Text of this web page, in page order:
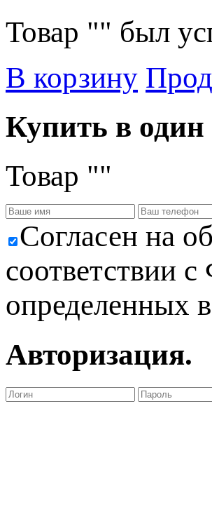
Товар "" был
В корзину
Купить в
Товар ""
Cогласен на
соответствии
определенных в
Авторизация.